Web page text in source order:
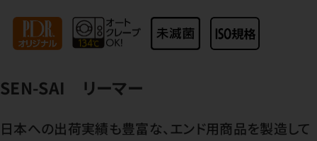
SEN-SAI リーマー
日本への出荷実績も豊富な、エンド用商品を製造して